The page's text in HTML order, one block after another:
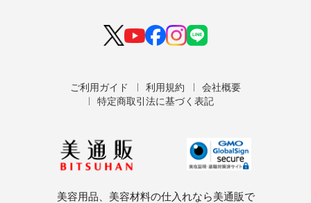
ご利用ガイド 利用規約
会社概要
特定商取引法に基づく表記
美容用品、美容材料の仕入れなら美通販で